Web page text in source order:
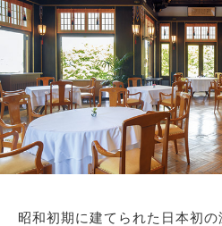
昭和初期に建てられた日本初